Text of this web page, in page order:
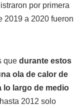
por primera
2019 a 2020 fueron
que durante estos
ola de calor de
lo largo de medio
2012 solo